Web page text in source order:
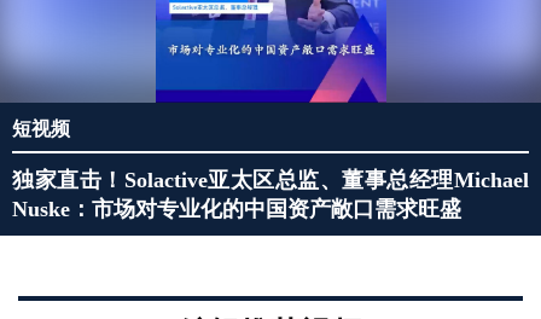
Video
短视频
独家直击！Solactive亚太区总监、董事总经理Michael
Nuske：市场对专业化的中国资产敞口需求旺盛